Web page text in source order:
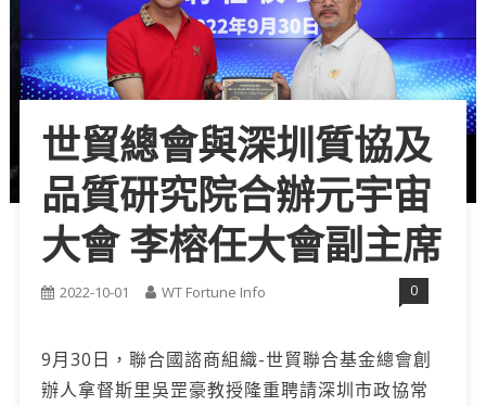
世貿總會與深圳質協及
品質研究院合辦元宇宙
大會 李榕任大會副主席
2022-10-01 WT Fortune Info 0
9月30日，聯合國諮商組織-世貿聯合基金總會創
辦人拿督斯里吳罡豪教授隆重聘請深圳市政協常